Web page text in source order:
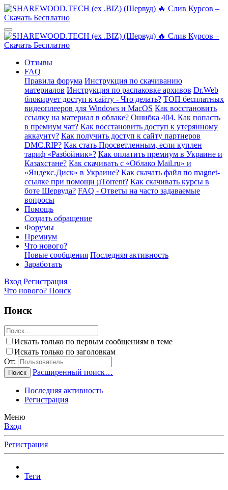
Отзывы
FAQ
Правила форума Инструкция по скачиванию
материалов Инструкция по распаковке архивов Dr.Web
блокирует доступ к сайту - Что делать? ТОП бесплатных
видеоплееров для Windows и MacOS Как восстановить
ссылку на материал в облаке? Ошибка 404. Как попасть
в премиум чат? Как восстановить доступ к утерянному
аккаунту? Как получить доступ к сайту партнеров
DMC.RIP? Как стать Просветленным, если куплен
тариф «Разбойник»? Как оплатить премиум в Украине и
Казахстане? Как скачивать с «Облако Mail.ru» и
«Яндекс.Диск» в Украине? Как скачать файл по magnet-
ссылке при помощи µTorrent? Как скачивать курсы в
боте Шервуда? FAQ - Ответы на часто задаваемые
вопросы
Помощь
Создать обращение
Форумы
Премиум
Что нового?
Новые сообщения Последняя активность
Заработать
Вход Регистрация
Что нового? Поиск
Поиск
Искать только по первым сообщениям в теме
Искать только по заголовкам
От:
Поиск Расширенный поиск…
Последняя активность
Регистрация
Меню
Вход
Регистрация
Теги